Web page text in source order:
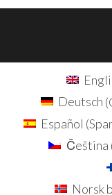
Deutsch (
Español (
Čeština
Norsk